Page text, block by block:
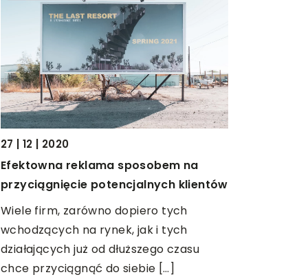
27 | 12 | 2020
Efektowna reklama sposobem na
przyciągnięcie potencjalnych klientów
Wiele firm, zarówno dopiero tych
wchodzących na rynek, jak i tych
działających już od dłuższego czasu
chce przyciągnąć do siebie […]